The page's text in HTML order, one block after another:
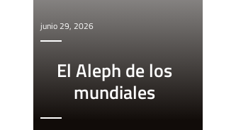
junio 29, 2026
El Aleph de los
mundiales